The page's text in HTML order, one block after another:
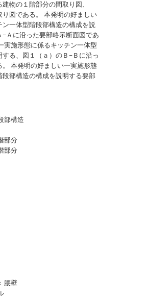
物の１階部分の間取り図、
図である。
本発明の好ましい
一体型階段部構造の構成を説
Ａに沿った要部略示断面図であ
実施形態に係るキッチン一体型
る、図１（ａ）のＢ−Ｂに沿っ
本発明の好ましい一実施形態
部構造の構成を説明する要部
部構造
部分
部分
腰壁